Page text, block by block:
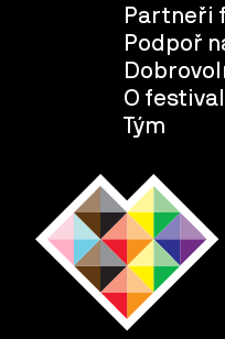
Partneři
Podpoř
O
Tým